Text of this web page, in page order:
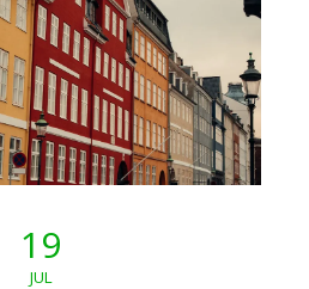
19
JUL